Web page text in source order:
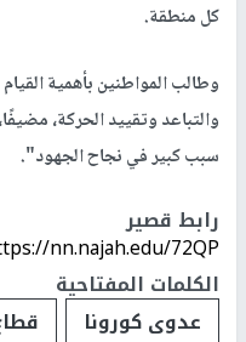
كل منطقة.
وطالب المواطنين بأهمية
والتباعد وتقييد الحركة،
سبب كبير في نجاح الجهود".
رابط قصير
nn.najah.edu/72QP/
الكلمات المفتاحية
عدوى كورونا